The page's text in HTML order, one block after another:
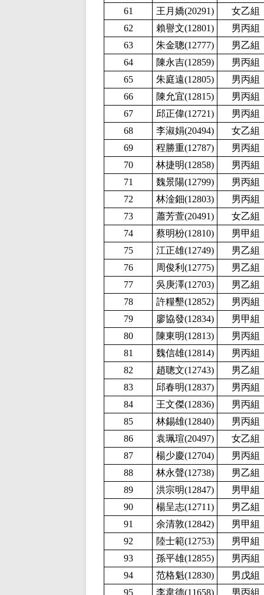
61
王月嬌(20291)
女乙組
62
賴譽文(12801)
男丙組
63
朱金聰(12777)
男乙組
64
陳永吉(12859)
男丙組
65
朱庭遠(12805)
男丙組
66
陳允宜(12815)
男丙組
67
邱正偉(12721)
男丙組
68
李淑娟(20494)
女乙組
69
程勝重(12787)
男丙組
70
林捷明(12858)
男丙組
71
魏景陽(12799)
男丙組
72
林淦鈿(12803)
男丙組
73
蕭芳萱(20491)
女乙組
74
蔡明枌(12810)
男甲組
75
江正雄(12749)
男乙組
76
周俊利(12775)
男乙組
77
吳庚澤(12703)
男乙組
78
許糧墾(12852)
男丙組
79
廖協發(12834)
男甲組
80
陳東明(12813)
男丙組
81
魏信雄(12814)
男丙組
82
趙聰文(12743)
男乙組
83
邱春明(12837)
男丙組
84
王文傑(12836)
男丙組
85
林錫雄(12840)
男丙組
86
袁珮瑄(20497)
女乙組
87
楊少慶(12704)
男丙組
88
林永聲(12738)
男乙組
89
洪宗明(12847)
男甲組
90
楊呈志(12711)
男乙組
91
余清敦(12842)
男甲組
92
陸士範(12753)
男甲組
93
孫平雄(12855)
男丙組
94
范格魁(12830)
男戊組
95
李韋德(11658) 男丙組